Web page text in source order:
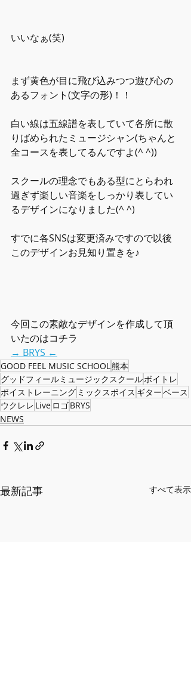
いいなぁ(笑)
まず黄色が目に飛び込みつつ遊び心の
あるフォント(文字の形)！！
白い線は五線譜を表していて各所に散
りばめられたミュージシャン(ちゃんと
全コースを表してるんですよ(^ ^))
スクールの理念でもある型にとらわれ
過ぎず楽しい音楽をしっかり表してい
るデザインになりました(^ ^)
すでに各SNSは変更済みですので以後
このデザインお見知り置きを♪
今回この素敵なデザインを作成して頂
いたのはコチラ
→ BRYS ←
GOOD FEEL MUSIC SCHOOL熊本
グッドフィールミュージックスクールボイトレ
ボイストレーニング ミックスボイス ギターベース
ウクレレ Live ロゴBRYS
NEWS
最新記事 すべて表示